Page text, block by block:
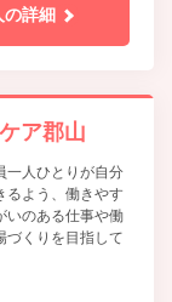
の詳細
ア郡山
一人ひとりが自分
るよう、働きやす
いのある仕事や働
づくりを目指して